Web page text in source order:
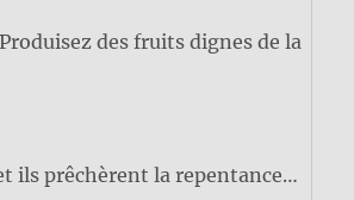
Produisez des fruits dignes de la
ils prêchèrent la repentance…